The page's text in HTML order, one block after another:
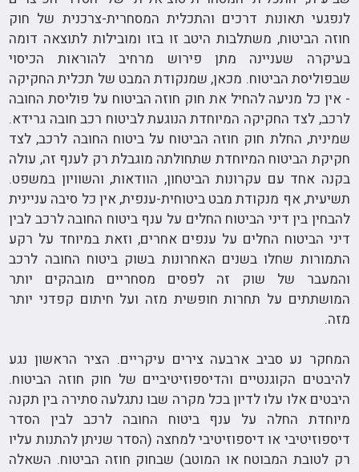
לנפגעי תאונות דרכים והתכלית המסחרית-צרכנית של חוק
חוזה הביטוח, משתלבות היטב זו בזו ומובילות לתוצאה דומה
בעיקרה שעניינה מתן פירוש מרחיב להוראות הכיסוי
שבפוליסת הביטוח. מכאן, שמנקודת המבט של תכלית החקיקה
- אין כל מניעה להחיל את חוק חוזה הביטוח על פוליסת החובה
לרכב, לצד החקיקה המיוחדת הנוגעת לביטוח רכב חובה גרידא.
שמינית, החלת חוק חוזה הביטוח על ביטוח החובה לרכב, לצד
חקיקת הביטוח המיוחדת שתחולתה מוגבלת רק לענף זה, עולה
בקנה אחד עם עקרונות הביטחון, הוודאות, והשוויון במשפט.
תשיעית, אף מנקודת מבט ביטוחית-ענפית, אין כל סיבה עניינית
להבחין בין דיני הביטוח החלים על ענף ביטוח החובה לרכב לבין
דיני הביטוח החלים על ענפים אחרים, וזאת במיוחד על רקע
התמורות שחלו בשנים האחרונות בשוק ביטוח החובה לרכב
והמעבר של שוק זה לפסים מסחריים מובהקים יותר
המושתתים על תחרות חופשית מזה ועל חיתום קפדני יותר
מזה.
המחקר נע סביב ארבעה צירים עיקריים. הציר הראשון נגע
להיבטים הקוגנטיים והדיספוזיטיביים של חוק חוזה הביטוח.
היבטים אלו עלו לדיון בכל מקרה שבו נתגלעה סתירה בין תקנה
מיוחדת החלה על ענף ביטוח החובה לרכב לבין הסדר
דיספוזיטיבי או דיספוזיטיבי למחצה (הסדר שניתן להתנות עליו
רק לטובת המבוטח או המוטב) שבחוק חוזה הביטוח. השאלה